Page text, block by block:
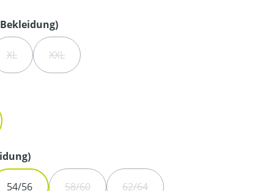
auswählen
ZURZEIT NICHT VERFÜGBAR.)
IST ZURZEIT NICHT VERFÜGBAR.)
XL(DIESE OPTION IST ZURZEIT NICHT VERFÜGBAR.)
XXL(DIESE OPTION IST ZURZEIT NICHT VERFÜGBAR.)
auswählen
54/56 58/60 62/64